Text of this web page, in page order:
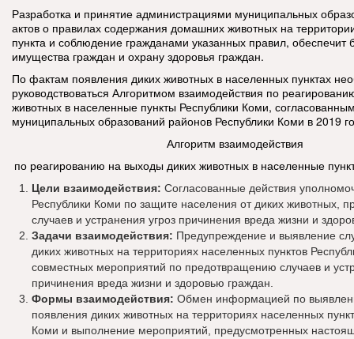
Разработка и принятие администрациями муниципальных
актов о правилах содержания домашних животных на
пункта и соблюдение гражданами указанных правил, обеспечит
имущества граждан и охрану здоровья граждан.
По фактам появления диких животных в населенных пунктах
руководствоваться Алгоритмом взаимодействия по
животных в населенные пункты Республики Коми,
муниципальных образований районов Республики Коми в 2019
Алгоритм взаимодействия
по реагированию на выходы диких животных в населенные
Цели взаимодействия: Согласованные действия
Республики Коми по защите населения от диких животных,
случаев и устранения угроз причинения вреда жизни и
Задачи взаимодействия: Предупреждение и выявление
диких животных на территориях населенных пунктов
совместных мероприятий по предотвращению случаев и
причинения вреда жизни и здоровью граждан.
Формы взаимодействия: Обмен информацией по
появления диких животных на территориях населенных
Коми и выполнение мероприятий, предусмотренных